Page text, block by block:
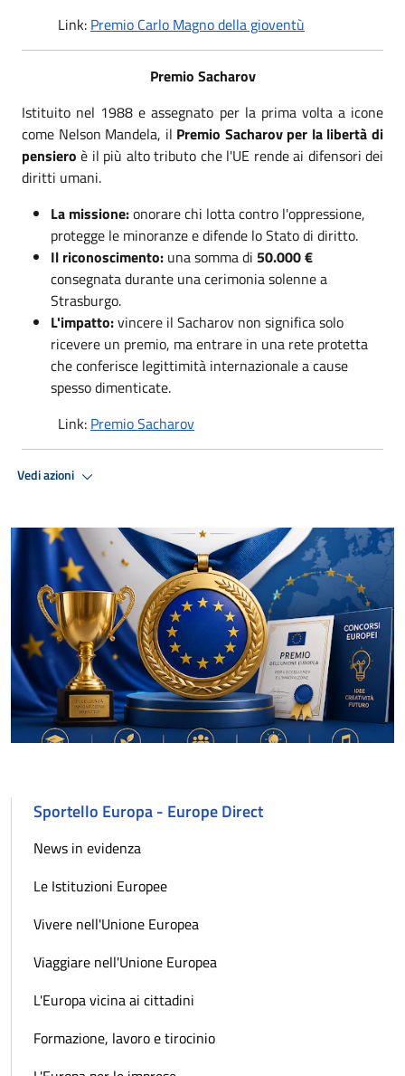
Link: Premio Carlo Magno della gioventù
Premio Sacharov
Istituito nel 1988 e assegnato per la prima volta a icone
come Nelson Mandela, il Premio Sacharov per la libertà di
pensiero è il più alto tributo che l'UE rende ai difensori dei
diritti umani.
La missione:onorare chi lotta contro l'oppressione,
protegge le minoranze e difende lo Stato di diritto.
Il riconoscimento: una somma di 50.000 €
consegnata durante una cerimonia solenne a
Strasburgo.
L'impatto:vincere il Sacharov non significa solo
ricevere un premio, ma entrare in una rete protetta
che conferisce legittimità internazionale a cause
spesso dimenticate.
Link: Premio Sacharov
Vedi azioni
Sportello Europa - Europe Direct
News in evidenza
Le Istituzioni Europee
Vivere nell'Unione Europea
Viaggiare nell'Unione Europea
L'Europa vicina ai cittadini
Formazione, lavoro e tirocinio